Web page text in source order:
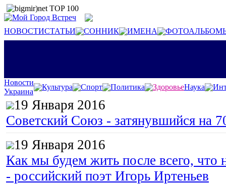
НОВОСТИСТАТЬИ СОННИК ИМЕНА
Новости
Украина
Культура Спорт Политика ЗдоровьеНаука
19 Января 2016
Советский Союз - затянувшийся на
19 Января 2016
Как мы будем жить после всего, что
- российский поэт Игорь Иртеньев